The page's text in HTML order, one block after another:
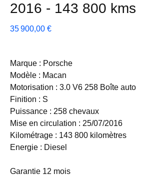
2016 - 143 800 kms
35 900,00 €Prix
Marque : Porsche
Modèle : Macan
Motorisation : 3.0 V6 258 Boîte auto
Finition : S
Puissance : 258 chevaux
Mise en circulation : 25/07/2016
Kilométrage : 143 800 kilomètres
Energie : Diesel
Garantie 12 mois